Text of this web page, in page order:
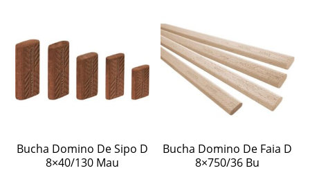
Bucha Domino De Sipo D
8×40/130 Mau
Bucha Domino De Faia D
8×750/36 Bu